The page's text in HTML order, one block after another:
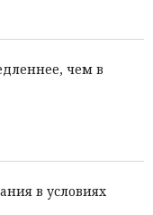
чем в
в условиях